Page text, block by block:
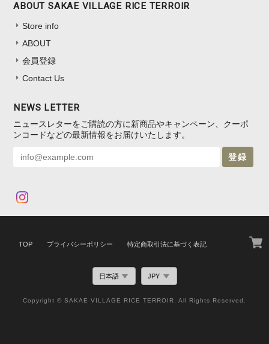
ABOUT SAKAE VILLAGE RICE TERROIR
Store info
ABOUT
会員登録
Contact Us
NEWS LETTER
ニュースレターをご購読の方に新商品やキャンペーン、クーポ
ンコードなどの最新情報をお届けいたします。
登録
TOP プライバシーポリシー 特定商取引法に基づく表記
Copyright © SAKAE VILLAGE RICE TERROIR. All Rights Reserved.